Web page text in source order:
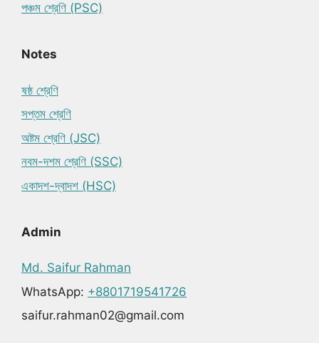
পঞ্চম শ্রেণি (PSC)
Notes
ষষ্ঠ শ্রেণি
সপ্তম শ্রেণি
অষ্টম শ্রেণি (JSC)
নবম-দশম শ্রেণি (SSC)
একাদশ-দ্বাদশ (HSC)
Admin
Md. Saifur Rahman
WhatsApp: +8801719541726
saifur.rahman02@gmail.com